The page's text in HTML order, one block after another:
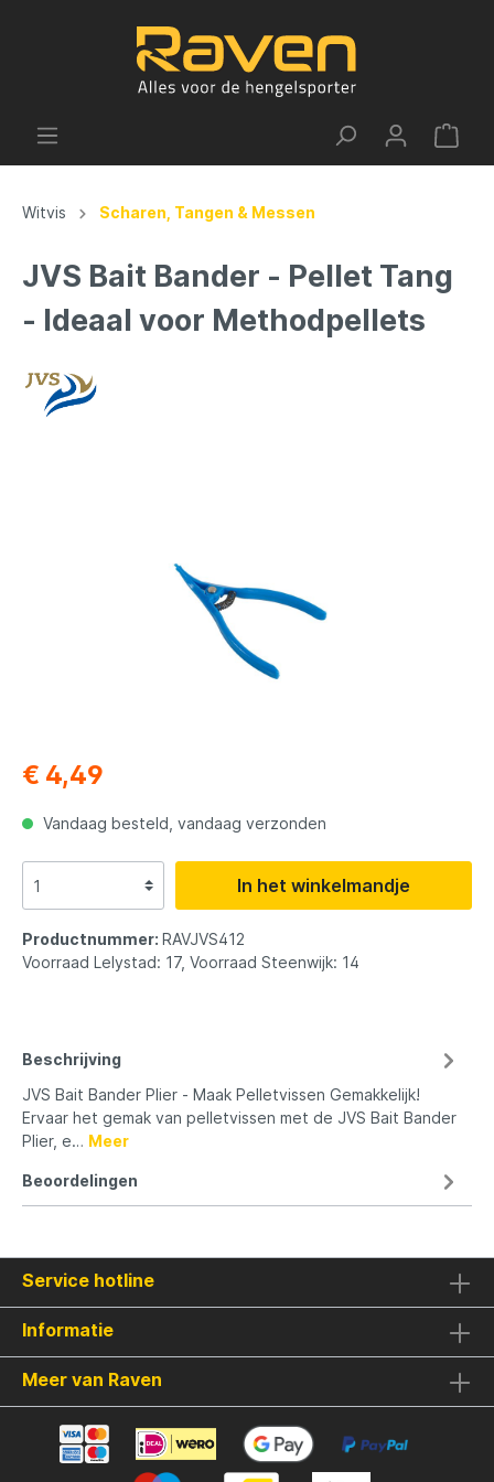
Witvis Scharen, Tangen & Messen
JVS Bait Bander - Pellet Tang
- Ideaal voor Methodpellets
€ 4,49
Vandaag besteld, vandaag verzonden
In het winkelmandje
Productnummer: RAVJVS412
Voorraad Lelystad: 17, Voorraad Steenwijk: 14
Beschrijving
JVS Bait Bander Plier - Maak Pelletvissen Gemakkelijk!
Ervaar het gemak van pelletvissen met de JVS Bait Bander
Plier, e… Meer
Beoordelingen
Service hotline
Informatie
Meer van Raven